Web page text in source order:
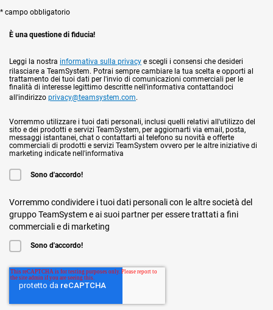
* campo obbligatorio
È una questione di fiducia!
Leggi la nostra informativa sulla privacy e scegli i consensi che desideri
rilasciare a TeamSystem. Potrai sempre cambiare la tua scelta e opporti al
trattamento dei tuoi dati per l'invio di comunicazioni commerciali per le
finalità di interesse legittimo descritte nell'informativa contattandoci
all'indirizzo privacy@teamsystem.com.
Vorremmo utilizzare i tuoi dati personali, inclusi quelli relativi all'utilizzo del
sito e dei prodotti e servizi TeamSystem, per aggiornarti via email, posta,
messaggi istantanei, chat o contattarti al telefono su novità e offerte
commerciali di prodotti e servizi TeamSystem ovvero per le altre iniziative di
marketing indicate nell'informativa
Sono d'accordo!
Vorremmo condividere i tuoi dati personali con le altre società del
gruppo TeamSystem e ai suoi partner per essere trattati a fini
commerciali e di marketing
Sono d'accordo!